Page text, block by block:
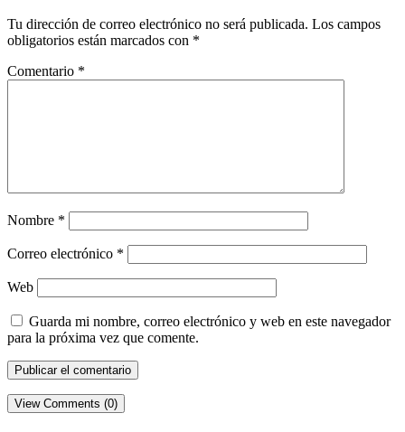
Tu dirección de correo electrónico no será publicada. Los campos
obligatorios están marcados con *
Comentario *
Nombre *
Correo electrónico *
Web
Guarda mi nombre, correo electrónico y web en este navegador
para la próxima vez que comente.
View Comments (0)